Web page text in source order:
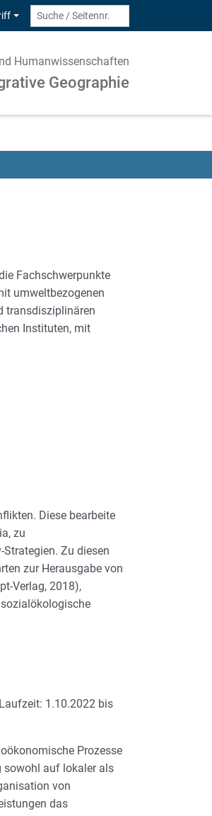
Humanwissenschaften
Geographie
Fachschwerpunkte
umweltbezogenen
transdisziplinären
Instituten, mit
Diese bearbeite
zu
Zu diesen
zur Herausgabe von
Verlag, 2018),
1.10.2022 bis
Prozesse
sowohl auf lokaler als
von
das